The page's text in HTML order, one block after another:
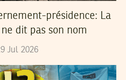
présidence: La
dit pas son nom
Jul 2026